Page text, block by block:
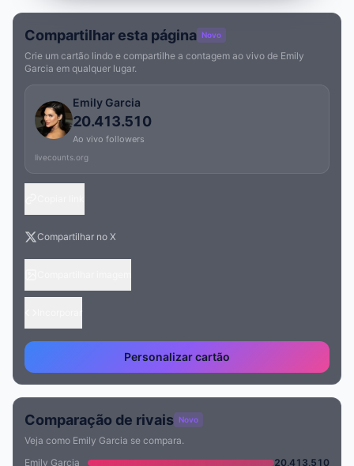
Compartilhar esta página Novo
Crie um cartão lindo e compartilhe a contagem ao vivo de Emily
Garcia em qualquer lugar.
Emily Garcia
20.413.510
Ao vivo followers
livecounts.org
Compartilhar no X
Personalizar cartão
Comparação de rivais Novo
Veja como Emily Garcia se compara.
Emily Garcia
20,413,510